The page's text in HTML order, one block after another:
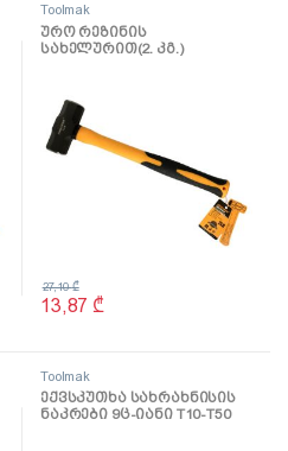
Toolmak
ურო რეზინის
სახელურით(2. კგ.)
13,87 ₾
27,10₾
Toolmak
ექვსკუთხა სახრახნისის
ნაკრები 9ც-იანი T10-T50